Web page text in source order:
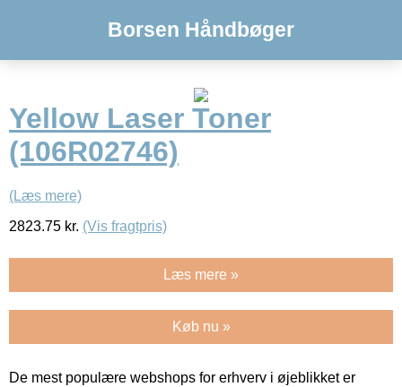
Borsen Håndbøger
Yellow Laser Toner
(106R02746)
(Læs mere)
2823.75 kr. (Vis fragtpris)
Læs mere »
Køb nu »
De mest populære webshops for erhverv i øjeblikket er